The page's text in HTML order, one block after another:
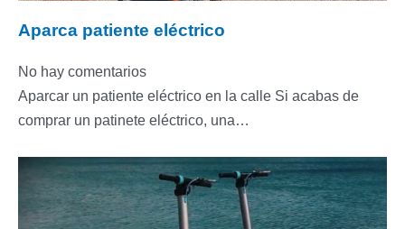
Aparca patiente eléctrico
No hay comentarios
Aparcar un patiente eléctrico en la calle Si acabas de
comprar un patinete eléctrico, una…